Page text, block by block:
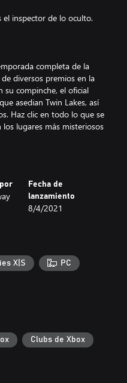
el inspector de lo oculto.
completa de la
diversos premios en la
compinche, el oficial
asedian Twin Lakes, así
Haz clic en todo lo que se
lugares más misteriosos
a todos esos
Fecha de
lanzamiento
8/4/2021
X|S PC
Clubs de Xbox